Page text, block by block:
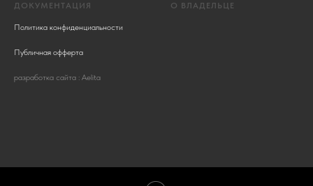
ДОКУМЕНТАЦИЯ
Политика конфиденциальности
Публичная офферта
разработка сайта : Aelita
О ВЛАДЕЛЬЦЕ